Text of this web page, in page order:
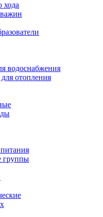
хода
водоснабжения
отопления
группы